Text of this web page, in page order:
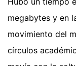
megabytes y en
movimiento del
círculos